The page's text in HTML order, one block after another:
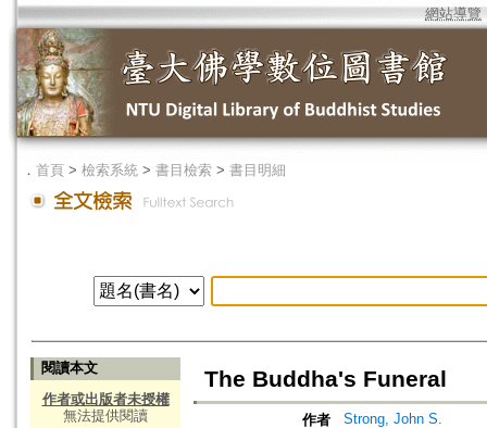
網站導覽
． 首頁 > 檢索系統 > 書目檢索 > 書目明細
閱讀本文
作者或出版者未授權
無法提供閱讀
The Buddha's Funeral
作者 Strong, John S.